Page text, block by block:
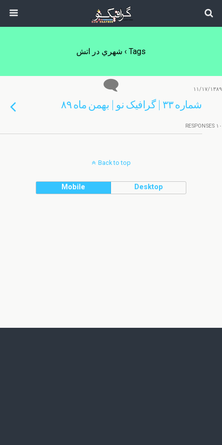
Tags › شهري در اتش
۱۱/۱۷/۱۳۸۹
شماره ۳۳ | گرافیک نو | بهمن ماه ۸۹
۱۰ RESPONSES
Back to top
Mobile Desktop